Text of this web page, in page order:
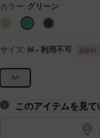
カラー: グリーン
サイズ: M - 利用不可 品切れ
M
このアイテムを見